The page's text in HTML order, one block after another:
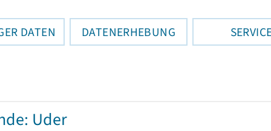
DATEN DATENERHEBUNG
Uder